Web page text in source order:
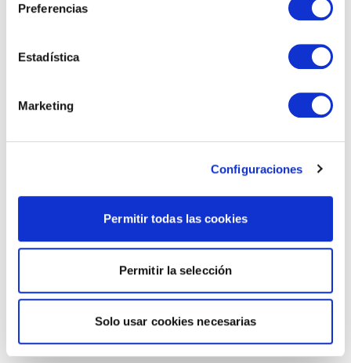
Preferencias
Estadística
Marketing
Configuraciones
Permitir todas las cookies
Permitir la selección
Solo usar cookies necesarias